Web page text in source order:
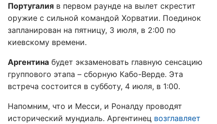
Португалия в первом раунде на вылет скрестит
оружие с сильной командой Хорватии. Поединок
запланирован на пятницу, 3 июля, в 2:00 по
киевскому времени.
Аргентина будет экзаменовать главную сенсацию
группового этапа – сборную Кабо-Верде. Эта
встреча состоится в субботу, 4 июля, в 1:00.
Напомним, что и Месси, и Роналду проводят
исторический мундиаль. Аргентинец возглавляет